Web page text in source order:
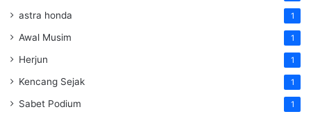
astra honda 1
Awal Musim 1
Herjun 1
Kencang Sejak 1
Sabet Podium 1